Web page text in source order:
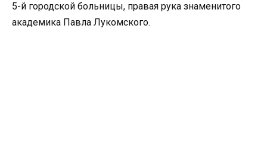
5-й городской больницы, правая рука знаменитого
академика Павла Лукомского.